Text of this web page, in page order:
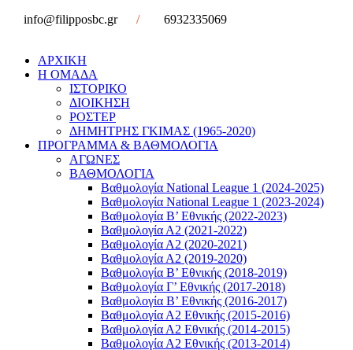
info@filipposbc.gr
/ 6932335069
ΑΡΧΙΚΗ
Η ΟΜΑΔΑ
ΙΣΤΟΡΙΚΟ
ΔΙΟΙΚΗΣΗ
ΡΟΣΤΕΡ
ΔΗΜΗΤΡΗΣ ΓΚΙΜΑΣ (1965-2020)
ΠΡΟΓΡΑΜΜΑ & ΒΑΘΜΟΛΟΓΙΑ
ΑΓΩΝΕΣ
ΒΑΘΜΟΛΟΓΙΑ
Βαθμολογία National League 1 (2024-2025)
Βαθμολογία National League 1 (2023-2024)
Βαθμολογία Β’ Εθνικής (2022-2023)
Βαθμολογία Α2 (2021-2022)
Βαθμολογία Α2 (2020-2021)
Βαθμολογία Α2 (2019-2020)
Βαθμολογία B’ Εθνικής (2018-2019)
Βαθμολογία Γ’ Εθνικής (2017-2018)
Βαθμολογία Β’ Εθνικής (2016-2017)
Βαθμολογία Α2 Εθνικής (2015-2016)
Βαθμολογία Α2 Εθνικής (2014-2015)
Βαθμολογία Α2 Εθνικής (2013-2014)